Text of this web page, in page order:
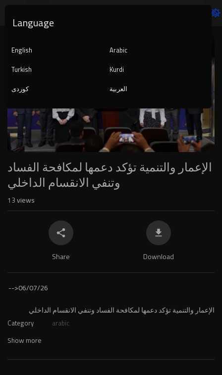
Player
auto
الإعمار والتنمية تؤكد دعمها لمكافحة الفساد
وتنفي الانقسام الداخلي
13views
Share Download
-->06/07/26
الإعمار والتنمية تؤكد دعمها لمكافحة الفساد وتنفي الانقسام الداخلي
Category arabic
Show more
Language
English
Arabic
Turkish
Kurdi
کوردی
العربية